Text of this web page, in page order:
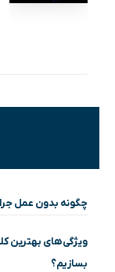
چگونه بدون عمل
ویژگی‌های بهترین
بسازیم؟